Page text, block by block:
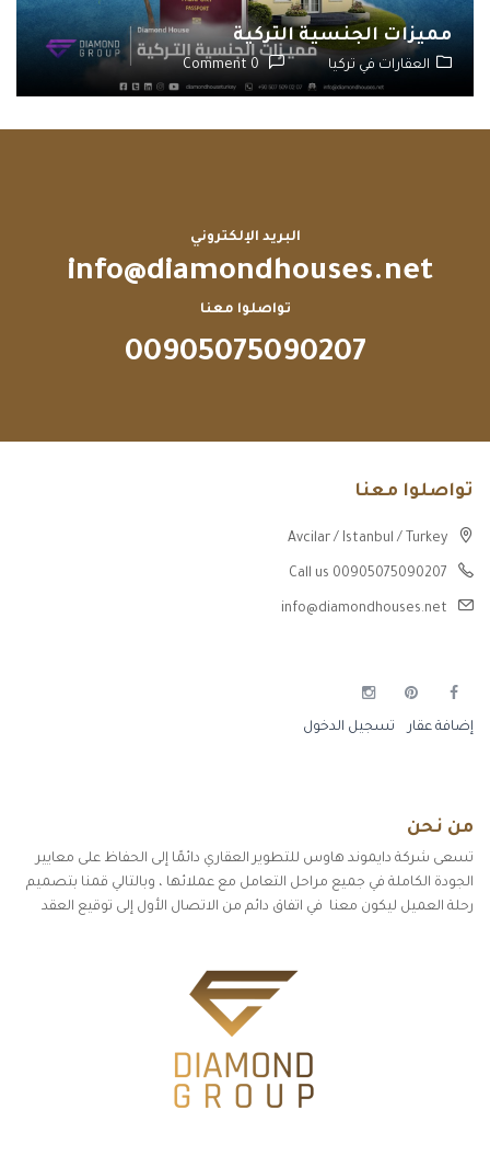
مميزات الجنسية التركية
العقارات في تركيا
البريد الإلكتروني
info@diamondhouses.net
تواصلوا معنا
00905075090207
تواصلوا معنا
Avcilar / Istanbul / Turkey
Call us 00905075090207
info@diamondhouses.net
إضافة عقار تسجيل الدخول
من نحن
تسعى شركة دايموند هاوس للتطوير العقاري دائمًا إلى الحفاظ على معايير
الجودة الكاملة في جميع مراحل التعامل مع عملائها ، وبالتالي قمنا بتصميم
رحلة العميل ليكون معنا في اتفاق دائم من الاتصال الأول إلى توقيع العقد